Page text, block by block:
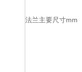
法兰主要尺寸mm